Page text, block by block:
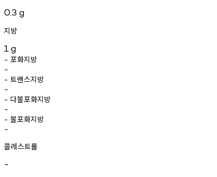
0.3 g
지방
1 g
- 포화지방
-
- 트랜스지방
-
- 다불포화지방
-
- 불포화지방
-
콜레스트롤
-